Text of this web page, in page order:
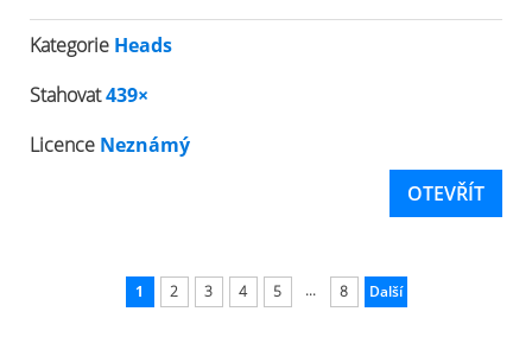
Kategorie Heads
Stahovat439×
Licence Neznámý
OTEVŘÍT
1 2 3 4 5 ... 8 Další